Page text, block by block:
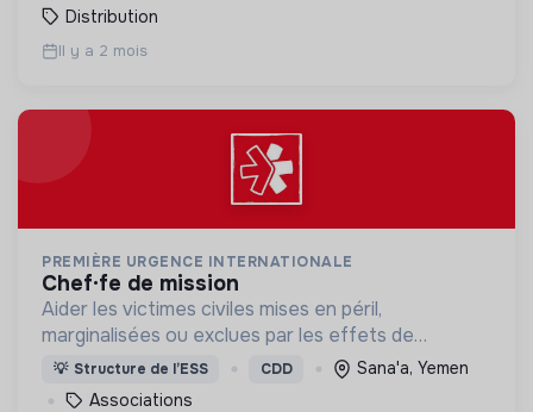
Distribution
Il y a 2 mois
PREMIÈRE URGENCE INTERNATIONALE
chef·fe de mission
Aider les victimes civiles mises en péril,
marginalisées ou exclues par les effets de
catastrophes naturelles, de guerres et de
situations d’effondrement économique.
💡 Structure de l’ESS CDD
Sana'a, Yemen
Associations